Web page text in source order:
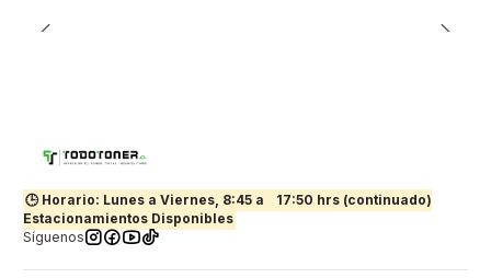
🕒 Horario: Lunes a Viernes, 8:45 a
17:50 hrs (continuado)
Estacionamientos Disponibles
Síguenos